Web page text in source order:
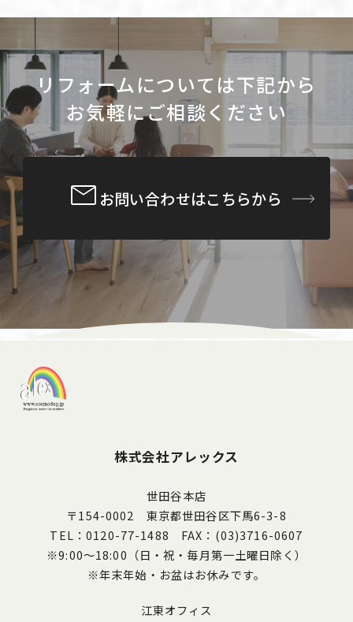
リフォームについては下記から
お気軽にご相談ください
お問い合わせはこちらから
株式会社アレックス
世田谷本店
〒154-0002 東京都世田谷区下馬6-3-8
TEL：0120-77-1488 FAX：(03)3716-0607
※9:00～18:00（日・祝・毎月第一土曜日除く）
※年末年始・お盆はお休みです。
江東オフィス